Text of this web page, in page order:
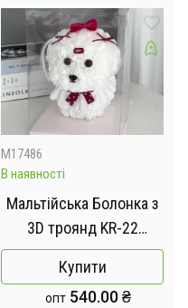
M17486
В наявності
Мальтійська Болонка з
3D троянд KR-22
24/24/30см
Купити
опт 540.00₴